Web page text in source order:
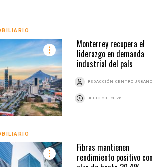
Monterrey recupera el
liderazgo en demanda
industrial del país
REDACCIÓN CENTRO URBANO
JULIO 23, 2026
Fibras mantienen
rendimiento positivo con